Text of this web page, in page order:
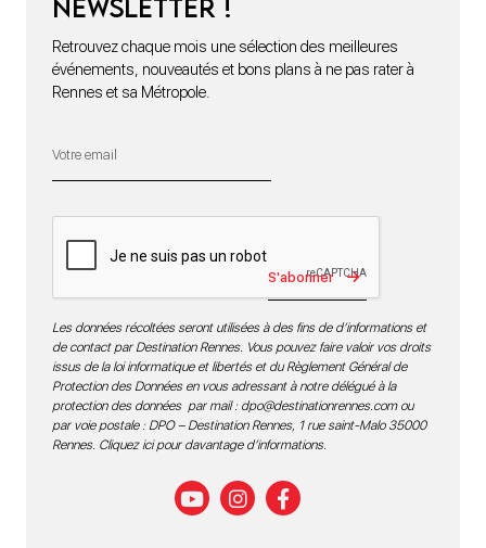
newsletter !
Retrouvez chaque mois une sélection des meilleures
événements, nouveautés et bons plans à ne pas rater à
Rennes et sa Métropole.
S'abonner
Les données récoltées seront utilisées à des fins de d’informations et
de contact par Destination Rennes. Vous pouvez faire valoir vos droits
issus de la loi informatique et libertés et du Règlement Général de
Protection des Données en vous adressant à notre délégué à la
protection des données par mail : dpo@destinationrennes.comou
par voie postale : DPO – Destination Rennes, 1 rue saint-Malo 35000
Rennes. Cliquez ici pour davantage d’informations.